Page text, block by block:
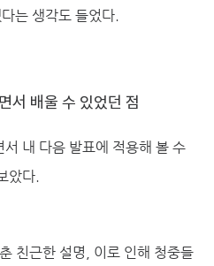
는 생각도 들었다.
서 배울 수 있었던 점
내 다음 발표에 적용해 볼 수
았다.
친근한 설명, 이로 인해 청중들